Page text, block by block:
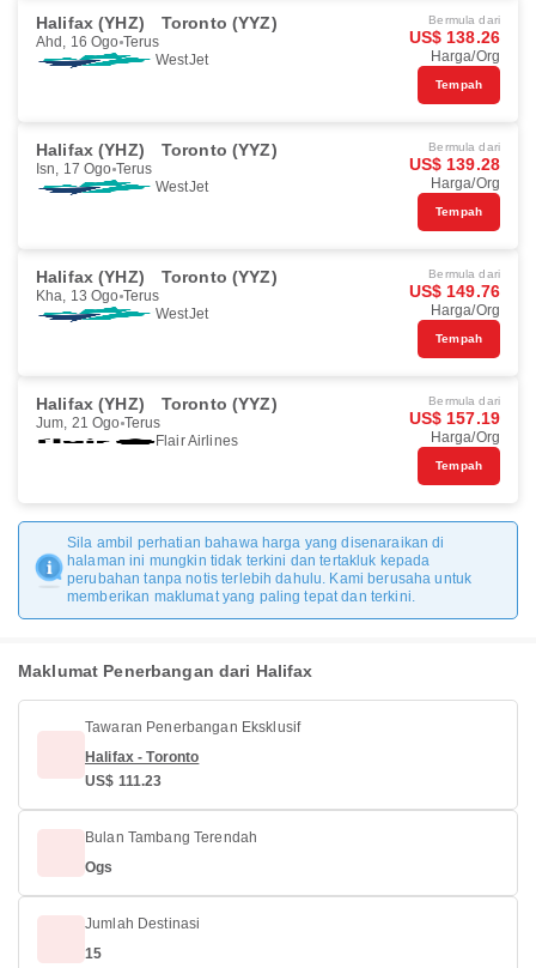
Halifax (YHZ) Toronto (YYZ)
Ahd, 16 Ogo Terus
WestJet
Bermula dari
US$ 138.26
Harga/Org
Tempah
Halifax (YHZ) Toronto (YYZ)
Isn, 17 Ogo Terus
WestJet
Bermula dari
US$ 139.28
Harga/Org
Tempah
Halifax (YHZ) Toronto (YYZ)
Kha, 13 Ogo Terus
WestJet
Bermula dari
US$ 149.76
Harga/Org
Tempah
Halifax (YHZ) Toronto (YYZ)
Jum, 21 Ogo Terus
Flair Airlines
Bermula dari
US$ 157.19
Harga/Org
Tempah
Sila ambil perhatian bahawa harga yang disenaraikan di
halaman ini mungkin tidak terkini dan tertakluk kepada
perubahan tanpa notis terlebih dahulu. Kami berusaha untuk
memberikan maklumat yang paling tepat dan terkini.
Maklumat Penerbangan dari Halifax
Tawaran Penerbangan Eksklusif
Halifax - Toronto
US$ 111.23
Bulan Tambang Terendah
Ogs
Jumlah Destinasi
15